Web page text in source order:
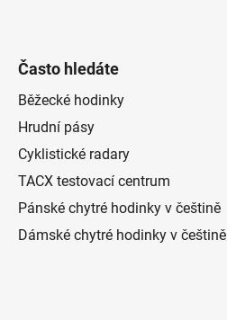
Často hledáte
Běžecké hodinky
Hrudní pásy
Cyklistické radary
TACX testovací centrum
Pánské chytré hodinky v češtině
Dámské chytré hodinky v češtině